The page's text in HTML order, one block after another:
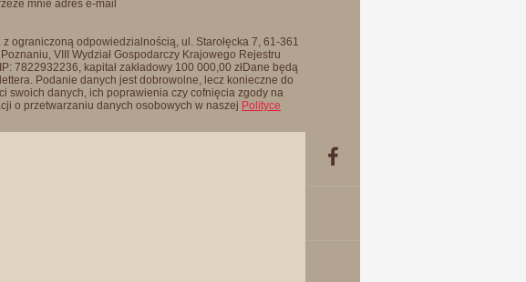
mnie adres e-mail
ograniczoną odpowiedzialnością, ul. Starołęcka 7, 61-361
VIII Wydział Gospodarczy Krajowego Rejestru
7822932236, kapitał zakładowy 100 000,00 złDane będą
Podanie danych jest dobrowolne, lecz konieczne do
swoich danych, ich poprawienia czy cofnięcia zgody na
o przetwarzaniu danych osobowych w naszej Polityce